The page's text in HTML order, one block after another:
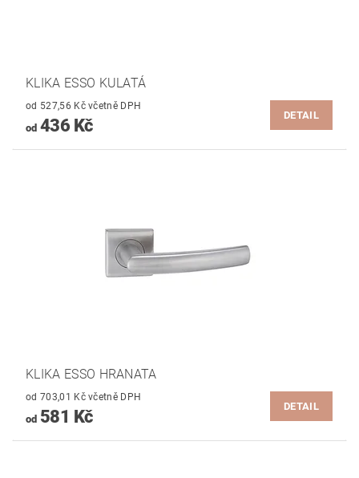
KLIKA ESSO KULATÁ
od 527,56 Kč včetně DPH
od436 Kč
DETAIL
KLIKA ESSO HRANATA
od 703,01 Kč včetně DPH
od581 Kč
DETAIL